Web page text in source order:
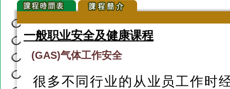
一般职业安全及健康课程
(GAS)气体工作安全
很多不同行业的从业员工作时